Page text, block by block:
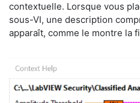
contextuelle. Lorsque vous
sous-VI, une description
apparaît, comme le montre la